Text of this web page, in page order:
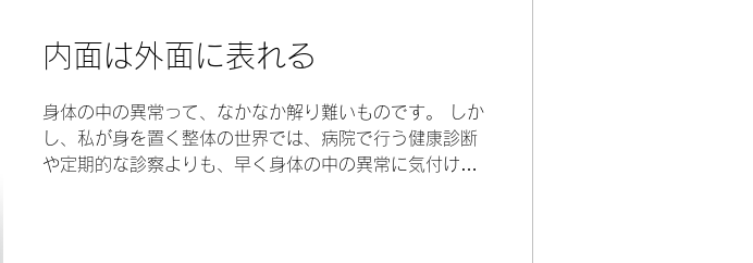
内面は外面に表れる
身体の中の異常って、なかなか解り難いものです。 しか
し、私が身を置く整体の世界では、病院で行う健康診断
や定期的な診察よりも、早く身体の中の異常に気付ける